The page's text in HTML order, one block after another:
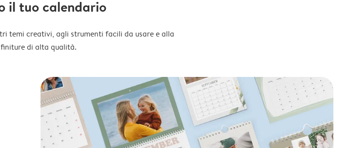
il tuo calendario
temi creativi, agli strumenti facili da usare e alla
di alta qualità.